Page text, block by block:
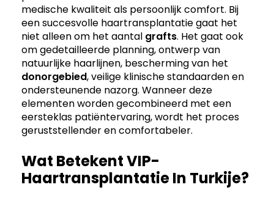
medische kwaliteit als persoonlijk comfort. Bij
een succesvolle haartransplantatie gaat het
niet alleen om het aantal grafts. Het gaat ook
om gedetailleerde planning, ontwerp van
natuurlijke haarlijnen, bescherming van het
donorgebied, veilige klinische standaarden en
ondersteunende nazorg. Wanneer deze
elementen worden gecombineerd met een
eersteklas patiëntervaring, wordt het proces
geruststellender en comfortabeler.
Wat Betekent VIP-
Haartransplantatie In Turkije?